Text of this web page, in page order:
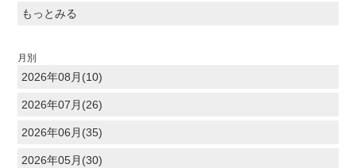
もっとみる
月別
2026年08月(10)
2026年07月(26)
2026年06月(35)
2026年05月(30)